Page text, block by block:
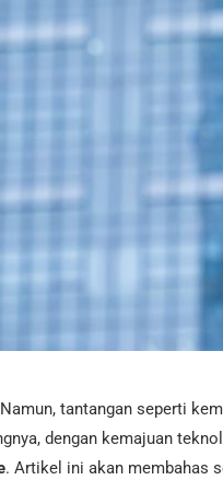
tantangan seperti
dengan kemajuan
. Artikel ini akan membahas